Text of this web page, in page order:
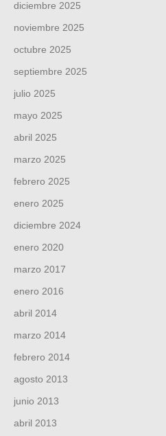
diciembre 2025
noviembre 2025
octubre 2025
septiembre 2025
julio 2025
mayo 2025
abril 2025
marzo 2025
febrero 2025
enero 2025
diciembre 2024
enero 2020
marzo 2017
enero 2016
abril 2014
marzo 2014
febrero 2014
agosto 2013
junio 2013
abril 2013